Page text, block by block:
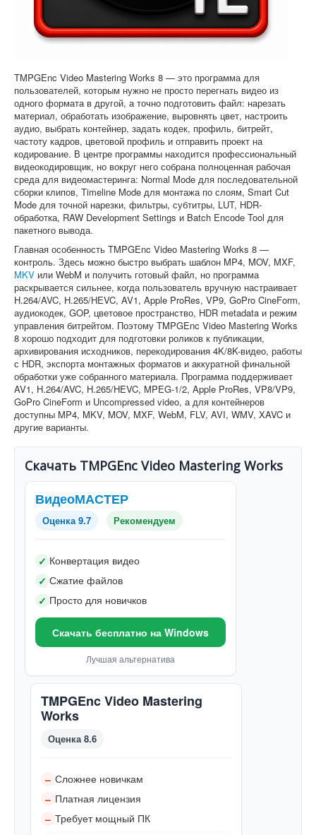
TMPGEnc Video Mastering Works 8 — это программа для
пользователей, которым нужно не просто перегнать видео из
одного формата в другой, а точно подготовить файл: нарезать
материал, обработать изображение, выровнять цвет, настроить
аудио, выбрать контейнер, задать кодек, профиль, битрейт,
частоту кадров, цветовой профиль и отправить проект на
кодирование. В центре программы находится профессиональный
видеокодировщик, но вокруг него собрана полноценная рабочая
среда для видеомастеринга: Normal Mode для последовательной
сборки клипов, Timeline Mode для монтажа по слоям, Smart Cut
Mode для точной нарезки, фильтры, субтитры, LUT, HDR-
обработка, RAW Development Settings и Batch Encode Tool для
пакетного вывода.
Главная особенность TMPGEnc Video Mastering Works 8 —
контроль. Здесь можно быстро выбрать шаблон MP4, MOV, MXF,
MKV или WebM и получить готовый файл, но программа
раскрывается сильнее, когда пользователь вручную настраивает
H.264/AVC, H.265/HEVC, AV1, Apple ProRes, VP9, GoPro CineForm,
аудиокодек, GOP, цветовое пространство, HDR metadata и режим
управления битрейтом. Поэтому TMPGEnc Video Mastering Works
8 хорошо подходит для подготовки роликов к публикации,
архивирования исходников, перекодирования 4K/8K-видео, работы
с HDR, экспорта монтажных форматов и аккуратной финальной
обработки уже собранного материала. Программа поддерживает
AV1, H.264/AVC, H.265/HEVC, MPEG-1/2, Apple ProRes, VP8/VP9,
GoPro CineForm и Uncompressed video, а для контейнеров
доступны MP4, MKV, MOV, MXF, WebM, FLV, AVI, WMV, XAVC и
другие варианты.
Скачать TMPGEnc Video Mastering Works
ВидеоМАСТЕР
Оценка 9.7 Рекомендуем
✓ Конвертация видео
✓ Сжатие файлов
✓ Просто для новичков
Скачать бесплатно на Windows
Лучшая альтернатива
TMPGEnc Video Mastering
Works
Оценка 8.6
– Сложнее новичкам
– Платная лицензия
– Требует мощный ПК